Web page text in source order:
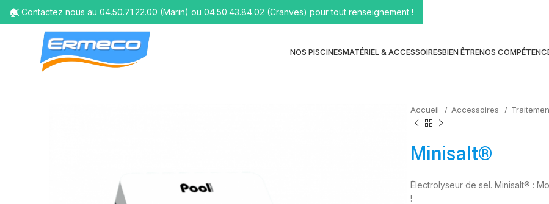
NOS PISCINESMATÉRIEL & ACCESSOIRESBIEN ÊTRENOS
Accueil Accessoires
Minisalt®
Électrolyseur de sel. Minisalt® :
!
🏠 Contactez nous au 04.50.71.22.00 (Marin) ou 04.50.43.84.02 (Cranves) pour tout renseignement !